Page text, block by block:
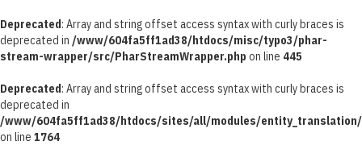
Deprecated: Array and string offset access syntax with curly braces is
deprecated in /www/604fa5ff1ad38/htdocs/misc/typo3/phar-
stream-wrapper/src/PharStreamWrapper.php on line 445
Deprecated: Array and string offset access syntax with curly braces is
deprecated in
/www/604fa5ff1ad38/htdocs/sites/all/modules/
on line 1764